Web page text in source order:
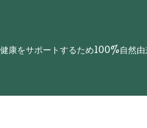
をサポートするため100%自然由